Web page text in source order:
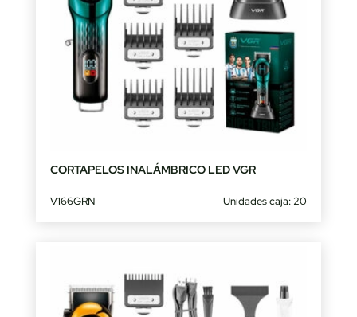
CORTAPELOS INALÁMBRICO LED VGR
V166GRN Unidades caja: 20